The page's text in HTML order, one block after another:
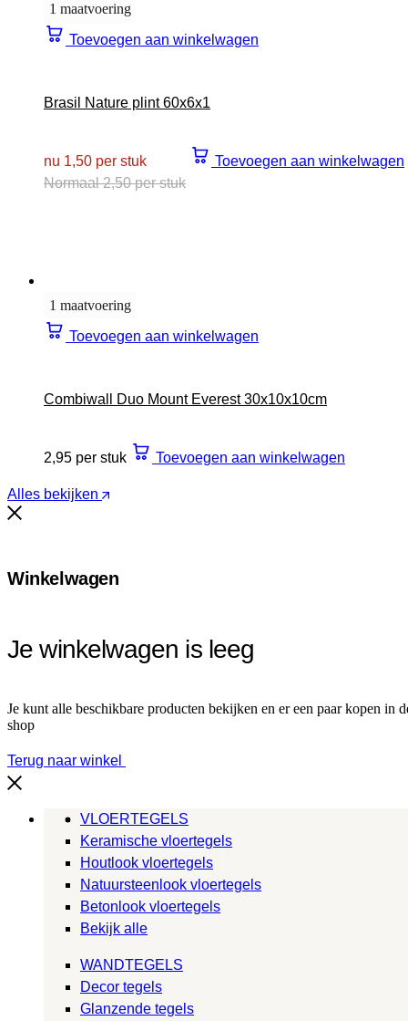
1 maatvoering
Toevoegen aan winkelwagen
Brasil Nature plint 60x6x1
nu 1,50 per stuk
Normaal 2,50 per stuk
Toevoegen aan winkelwagen
1 maatvoering
Toevoegen aan winkelwagen
Combiwall Duo Mount Everest 30x10x10cm
2,95 per stuk Toevoegen aan winkelwagen
Alles bekijken
Winkelwagen
Je winkelwagen is leeg
Je kunt alle beschikbare producten bekijken en er een paar kopen in
shop
Terug naar winkel
VLOERTEGELS
Keramische vloertegels
Houtlook vloertegels
Natuursteenlook vloertegels
Betonlook vloertegels
Bekijk alle
WANDTEGELS
Decor tegels
Glanzende tegels